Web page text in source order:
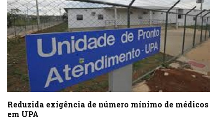
Reduzida exigência de número mínimo de médicos
em UPA